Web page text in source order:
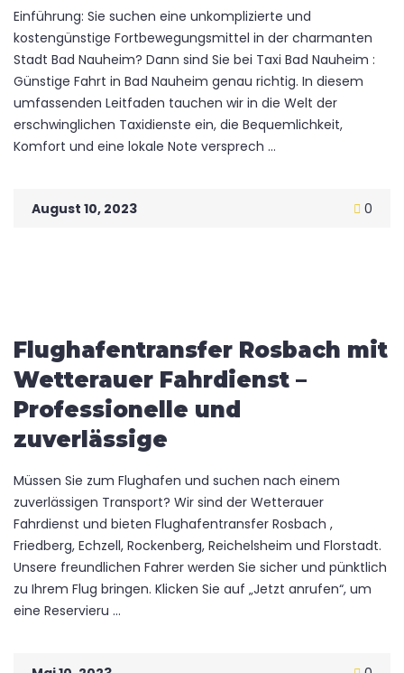
Einführung: Sie suchen eine unkomplizierte und
kostengünstige Fortbewegungsmittel in der charmanten
Stadt Bad Nauheim? Dann sind Sie bei Taxi Bad Nauheim :
Günstige Fahrt in Bad Nauheim genau richtig. In diesem
umfassenden Leitfaden tauchen wir in die Welt der
erschwinglichen Taxidienste ein, die Bequemlichkeit,
Komfort und eine lokale Note versprech ...
August 10, 2023 0
Flughafentransfer Rosbach mit
Wetterauer Fahrdienst –
Professionelle und
zuverlässige
Müssen Sie zum Flughafen und suchen nach einem
zuverlässigen Transport? Wir sind der Wetterauer
Fahrdienst und bieten Flughafentransfer Rosbach ,
Friedberg, Echzell, Rockenberg, Reichelsheim und Florstadt.
Unsere freundlichen Fahrer werden Sie sicher und pünktlich
zu Ihrem Flug bringen. Klicken Sie auf „Jetzt anrufen“, um
eine Reservieru ...